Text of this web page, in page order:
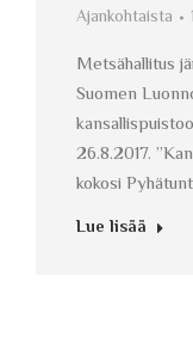
Ajankohtaista
Metsähallitus
Suomen
26.8.2017.
kokosi
Lue lisää